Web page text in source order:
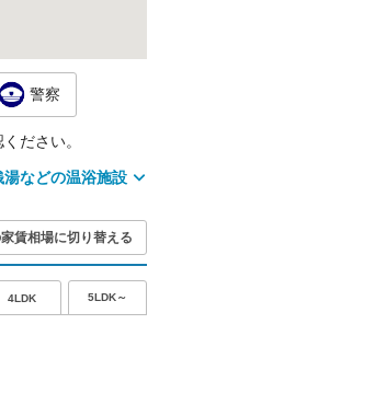
警察
ださい。
などの温浴施設
賃相場に切り替える
4LDK 5LDK～